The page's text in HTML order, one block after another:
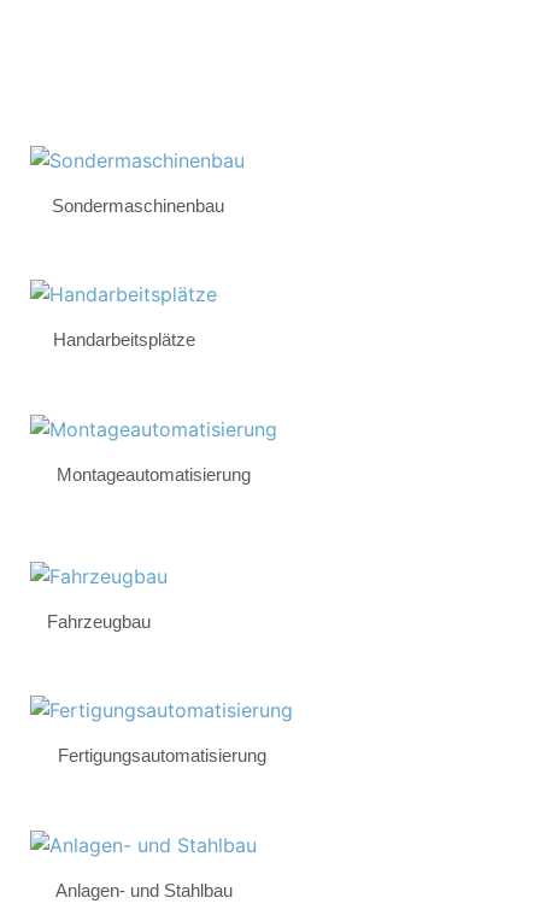
Unsere Erfahrung, Innovationskraft
und Zuverlässigkeit - Ihr Erfolg
Sondermaschinenbau
Handarbeitsplätze
Montageautomatisierung
Fahrzeugbau
Fertigungsautomatisierung
Anlagen- und Stahlbau